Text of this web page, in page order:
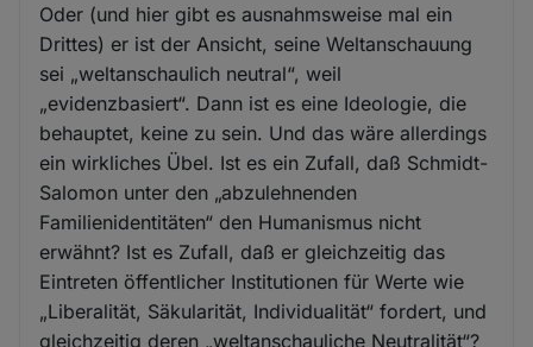
Oder (und hier gibt es ausnahmsweise mal ein
Drittes) er ist der Ansicht, seine Weltanschauung
sei „weltanschaulich neutral“, weil
„evidenzbasiert“. Dann ist es eine Ideologie, die
behauptet, keine zu sein. Und das wäre allerdings
ein wirkliches Übel. Ist es ein Zufall, daß Schmidt-
Salomon unter den „abzulehnenden
Familienidentitäten“ den Humanismus nicht
erwähnt? Ist es Zufall, daß er gleichzeitig das
Eintreten öffentlicher Institutionen für Werte wie
„Liberalität, Säkularität, Individualität“ fordert, und
gleichzeitig deren „weltanschauliche Neutralität“?